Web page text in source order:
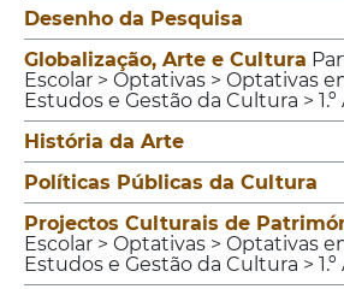
Desenho da Pesquisa
Globalização, Arte e Cultura
Escolar > Optativas > Optativas
Estudos e Gestão da Cultura > 1.º
História da Arte
Políticas Públicas da Cultura
Projectos Culturais de
Escolar > Optativas > Optativas
Estudos e Gestão da Cultura > 1.º